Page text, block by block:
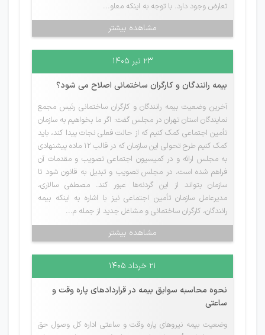
تعارض وجود دارد. با توجه به اینکه معاو...
مشاهده بیشتر
۲۳ تیر ۱۴۰۵
بیمه رانندگان و کارگران ساختمانی اصلاح می شود؟
آخرین وضعیت بیمه رانندگان و کارگران ساختمانی رئیس مجمع
نمایندگان استان تهران در مجلس گفت: اگر ما بخواهیم به سازمان
تأمین اجتماعی کمک کنیم که از حالت فعلی نجات پیدا کند، باید
کمک کنیم طرح تحولی این سازمان که در قالب ۱۲ ماده پیشنهادی
به مجلس ارائه و در کمیسیون اجتماعی تصویب و مقدمات آن
فراهم شده است، در مجلس تصویب و تبدیل به قانون شود تا
سازمان بتواند از این گردنه‌ها عبور کند. مصطفی سالاری،
مدیرعامل سازمان تأمین اجتماعی نیز با اشاره به اینکه بیمه
رانندگان، کارگران ساختمانی و مشاغل جدید از جمله م...
مشاهده بیشتر
۲۱ خرداد ۱۴۰۵
نحوه محاسبه سوابق بیمه در قراردادهای پاره وقت و
ساعتی
وضعیت بیمه نیروهای پاره وقت‌ و ساعتی اداره کل وصول حق